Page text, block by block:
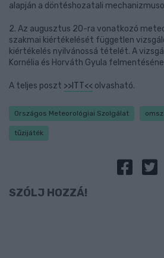
alapján a döntéshozatali
2. Az augusztus 20-ra vonatkozó
szakmai kiértékelését független
kiértékelés nyilvánossá tételét. A
Kornélia és Horváth Gyula
A teljes poszt >>ITT<< olvasható.
Országos Meteorológiai Szolgálat omsz
tűzijáték
SZÓLJ HOZZÁ!